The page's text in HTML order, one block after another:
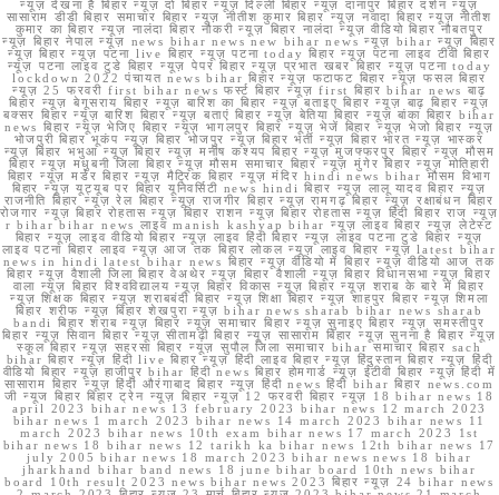
न्यूज़ देखना है बिहार न्यूज़ दो बिहार न्यूज़ दिल्ली बिहार न्यूज़ दानापुर बिहार दर्शन न्यूज़
सासाराम डीडी बिहार समाचार बिहार न्यूज़ नीतीश कुमार बिहार न्यूज़ नवादा बिहार न्यूज़ नीतीश
कुमार का बिहार न्यूज़ नालंदा बिहार नौकरी न्यूज़ बिहार नालंदा न्यूज़ वीडियो बिहार नौबतपुर
न्यूज़ बिहार नेपाल न्यूज़ news bihar news new bihar news न्यूज़ bihar न्यूज़ बिहार
न्यूज़ बिहार न्यूज़ पटना live बिहार न्यूज़ पटना today बिहार न्यूज़ पटना लाइव टीवी बिहार
न्यूज़ पटना लाइव टुडे बिहार न्यूज़ पेपर बिहार न्यूज़ प्रभात खबर बिहार न्यूज़ पटना today
lockdown 2022 पंचायत news bihar बिहार न्यूज़ फटाफट बिहार न्यूज़ फसल बिहार
न्यूज़ 25 फरवरी first bihar news फर्स्ट बिहार न्यूज़ first बिहार bihar news बाढ़
बिहार न्यूज़ बेगूसराय बिहार न्यूज़ बारिश का बिहार न्यूज़ बताइए बिहार न्यूज़ बाढ़ बिहार न्यूज़
बक्सर बिहार न्यूज़ बारिश बिहार न्यूज़ बताएं बिहार न्यूज़ बेतिया बिहार न्यूज़ बांका बिहार bihar
news बिहार न्यूज़ भेजिए बिहार न्यूज़ भागलपुर बिहार न्यूज़ भेजें बिहार न्यूज़ भेजो बिहार न्यूज़
भोजपुरी बिहार भूकंप न्यूज़ बिहार भोजपुर न्यूज़ बिहार भर्ती न्यूज़ बिहार भारत न्यूज़ भास्कर
न्यूज़ बिहार भभुआ न्यूज़ बिहार न्यूज़ मनीष कश्यप बिहार न्यूज़ मुजफ्फरपुर बिहार न्यूज़ मौसम
बिहार न्यूज़ मधुबनी जिला बिहार न्यूज़ मौसम समाचार बिहार न्यूज़ मुंगेर बिहार न्यूज़ मोतिहारी
बिहार न्यूज़ मर्डर बिहार न्यूज़ मैट्रिक बिहार न्यूज़ मंदिर hindi news bihar मौसम विभाग
बिहार न्यूज़ यूट्यूब पर बिहार यूनिवर्सिटी news hindi बिहार न्यूज़ लालू यादव बिहार न्यूज़
राजनीति बिहार न्यूज़ रेल बिहार न्यूज़ राजगीर बिहार न्यूज़ रामगढ़ बिहार न्यूज़ रक्षाबंधन बिहार
रोजगार न्यूज़ बिहार रोहतास न्यूज़ बिहार राशन न्यूज़ बिहार रोहतास न्यूज़ हिंदी बिहार राज न्यूज़
r bihar bihar news लाइव manish kashyap bihar न्यूज़ लाइव बिहार न्यूज़ लेटेस्ट
बिहार न्यूज़ लाइव वीडियो बिहार न्यूज़ लाइव हिंदी बिहार न्यूज़ लाइव पटना टुडे बिहार न्यूज़
लाइव पटना बिहार लाइव न्यूज़ आज तक बिहार लोकल न्यूज़ लाइव बिहार न्यूज़ latest bihar
news in hindi latest bihar news बिहार न्यूज़ वीडियो में बिहार न्यूज़ वीडियो आज तक
बिहार न्यूज़ वैशाली जिला बिहार वेअथेर न्यूज़ बिहार वैशाली न्यूज़ बिहार विधानसभा न्यूज़ बिहार
वाला न्यूज़ बिहार विश्वविद्यालय न्यूज़ बिहार विकास न्यूज़ बिहार न्यूज़ शराब के बारे में बिहार
न्यूज़ शिक्षक बिहार न्यूज़ शराबबंदी बिहार न्यूज़ शिक्षा बिहार न्यूज़ शाहपुर बिहार न्यूज़ शिमला
बिहार शरीफ न्यूज़ बिहार शेखपुरा न्यूज़ bihar news sharab bihar news sharab
bandi बिहार शराब न्यूज़ बिहार न्यूज़ समाचार बिहार न्यूज़ सुनाइए बिहार न्यूज़ समस्तीपुर
बिहार न्यूज़ सिवान बिहार न्यूज़ सीतामढ़ी बिहार न्यूज़ सासाराम बिहार न्यूज़ सुनना है बिहार न्यूज़
स्कूल बिहार न्यूज़ सहरसा बिहार न्यूज़ सुपौल जिला समाचार bihar समाचार बिहार sach
bihar बिहार न्यूज़ हिंदी live बिहार न्यूज़ हिंदी लाइव बिहार न्यूज़ हिंदुस्तान बिहार न्यूज़ हिंदी
वीडियो बिहार न्यूज़ हाजीपुर bihar हिंदी news बिहार होमगार्ड न्यूज़ ईटीवी बिहार न्यूज़ हिंदी में
सासाराम बिहार न्यूज़ हिंदी औरंगाबाद बिहार न्यूज़ हिंदी news हिंदी bihar बिहार news.com
जी न्यूज बिहार बिहार ट्रेन न्यूज़ बिहार न्यूज़ 12 फरवरी बिहार न्यूज़ 18 bihar news 18
april 2023 bihar news 13 february 2023 bihar news 12 march 2023
bihar news 1 march 2023 bihar news 14 march 2023 bihar news 11
march 2023 bihar news 10th exam bihar news 17 march 2023 1st
bihar news 18 bihar news 12 tarikh ka bihar news 12th bihar news 17
july 2005 bihar news 18 march 2023 bihar news news 18 bihar
jharkhand bihar band news 18 june bihar board 10th news bihar
board 10th result 2023 news bihar news 2023 बिहार न्यूज़ 24 bihar news